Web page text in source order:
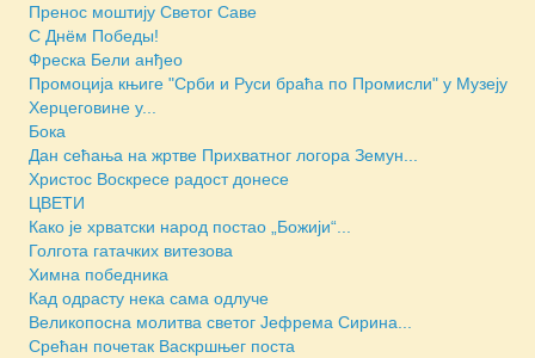
Пренос моштију Светог Саве
С Днём Победы!
Фреска Бели анђео
Промоција књиге "Срби и Руси браћа по Промисли" у Музеју
Херцеговине у...
Бока
Дан сећања на жртве Прихватног логора Земун...
Христос Воскресе радост донесе
ЦВЕТИ
Како је хрватски народ постао „Божији“...
Голгота гатачких витезова
Химна победника
Кад одрасту нека сама одлуче
Великопосна молитва светог Јефрема Сирина...
Срећан почетак Васкршњег поста